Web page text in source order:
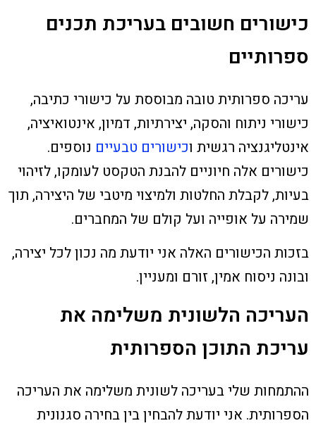
כישורים חשובים בעריכת תכנים
ספרותיים
עריכה ספרותית טובה מבוססת על כישורי כתיבה,
כישורי ניתוח והסקה, יצירתיות, דמיון, אינטואיציה,
אינטליגנציה רגשית וכישורים טבעיים נוספים.
כישורים אלה חיוניים להבנת הטקסט לעומקו, לזיהוי
בעיות, לקבלת החלטות ולמיצוי מיטבי של היצירה, תוך
שמירה על אופייה ועל קולם של המחברים.
בזכות הכישורים האלה אני יודעת מה נכון לכל יצירה,
ובונה ניסוח אמין, זורם ומעניין.
העריכה הלשונית משלימה את
עריכת התוכן הספרותית
ההתמחות שלי בעריכה לשונית משלימה את העריכה
הספרותית. אני יודעת להבחין בין בחירה סגנונית